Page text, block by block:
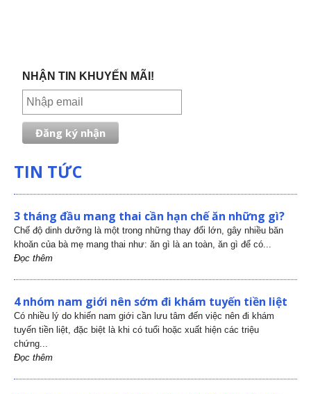
NHẬN TIN KHUYẾN MÃI!
TIN TỨC
3 tháng đầu mang thai cần hạn chế ăn những gì?
Chế độ dinh dưỡng là một trong những thay đổi lớn, gây nhiều băn
khoăn của bà mẹ mang thai như: ăn gì là an toàn, ăn gì để có...
Đọc thêm
4 nhóm nam giới nên sớm đi khám tuyến tiền liệt
Có nhiều lý do khiến nam giới cần lưu tâm đến việc nên đi khám
tuyến tiền liệt, đặc biệt là khi có tuổi hoặc xuất hiện các triệu
chứng...
Đọc thêm